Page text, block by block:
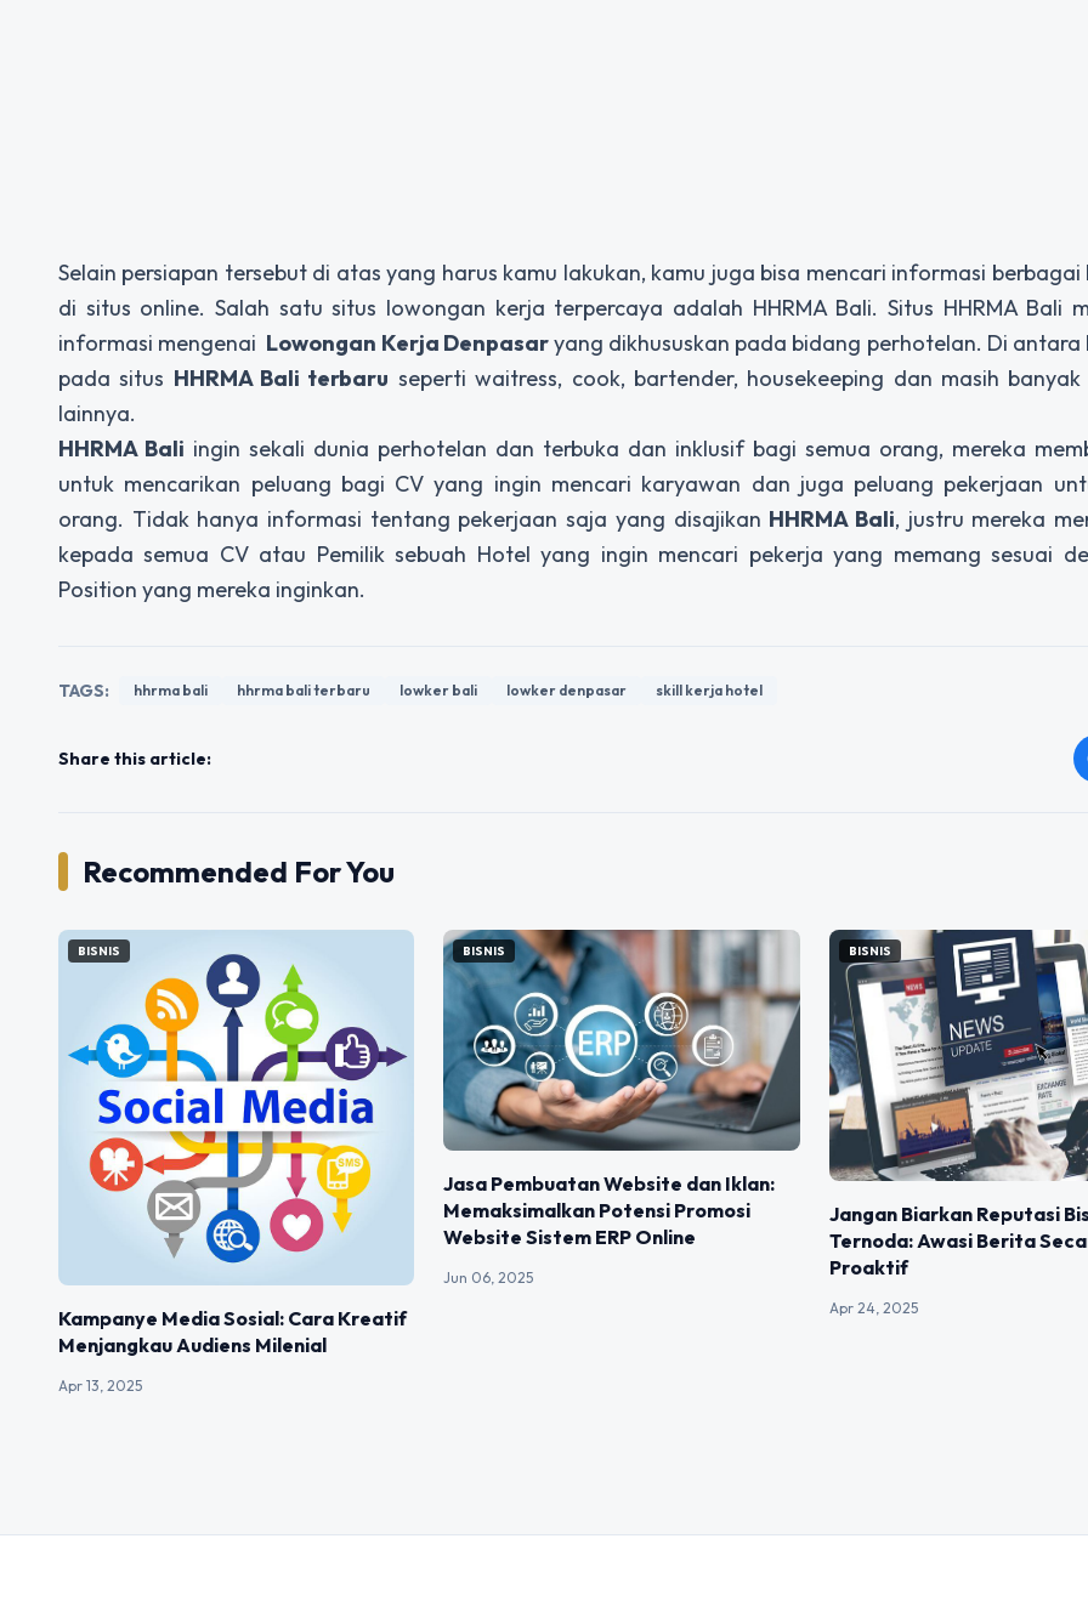
Selain persiapan tersebut di atas yang harus kamu lakukan, kamu juga bisa mencari informasi
di situs online. Salah satu situs lowongan kerja terpercaya adalah HHRMA Bali. Situs HHRMA Bali
informasi mengenai Lowongan Kerja Denpasaryang dikhususkan pada bidang perhotelan. Di antara
pada situs HHRMA Bali terbaru seperti waitress, cook, bartender, housekeeping dan masih
lainnya.
HHRMA Bali ingin sekali dunia perhotelan dan terbuka dan inklusif bagi semua orang, mereka
untuk mencarikan peluang bagi CV yang ingin mencari karyawan dan juga peluang pekerjaan
orang. Tidak hanya informasi tentang pekerjaan saja yang disajikan HHRMA Bali, justru mereka
kepada semua CV atau Pemilik sebuah Hotel yang ingin mencari pekerja yang memang sesuai
Position yang mereka inginkan.
TAGS: hhrma bali hhrma bali terbaru lowker bali lowker denpasar skill kerja hotel
Share this article:
Recommended For You
BISNIS
Kampanye Media Sosial: Cara Kreatif
Menjangkau Audiens Milenial
Apr 13, 2025
BISNIS
Jasa Pembuatan Website dan Iklan:
Memaksimalkan Potensi Promosi
Website Sistem ERP Online
Jun 06, 2025
BISNIS
Jangan Biarkan Reputasi
Ternoda: Awasi Berita
Proaktif
Apr 24, 2025